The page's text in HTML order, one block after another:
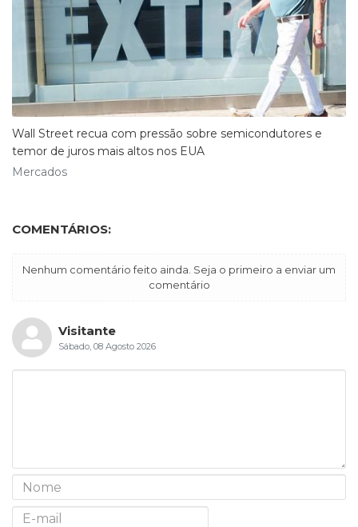
Wall Street recua com pressão sobre semicondutores e
temor de juros mais altos nos EUA
Mercados
COMENTÁRIOS:
Nenhum comentário feito ainda. Seja o primeiro a enviar um
comentário
Visitante
Sábado, 08 Agosto 2026